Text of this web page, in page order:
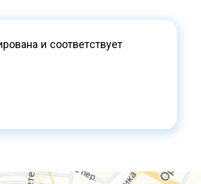
и соответствует